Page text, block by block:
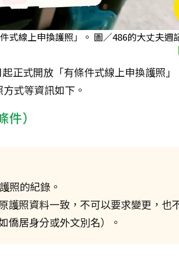
式線上申換護照」。 圖／486的大丈夫週
正式開放「有條件式線上申換護照
式等資訊如下。
）
照的紀錄。
護照資料一致，不可以要求變更，也
僑居身分或外文別名）。